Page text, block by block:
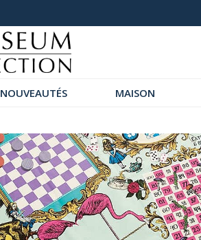
NOUVEAUTÉS MAISON